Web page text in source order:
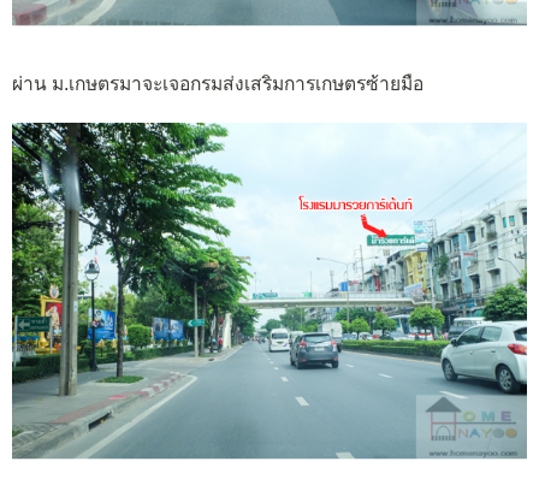
ผ่าน ม.เกษตรมาจะเจอกรมส่งเสริมการเกษตรซ้ายมือ